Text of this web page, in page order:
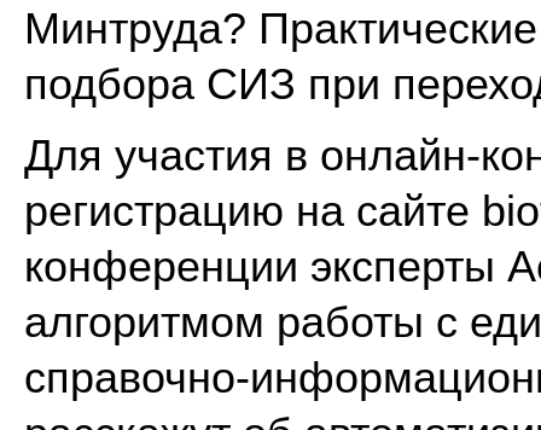
Минтруда?
подбора СИЗ при
Для участия в онлайн-
регистрацию на сайте
конференции эксперты
алгоритмом работы с
справочно-